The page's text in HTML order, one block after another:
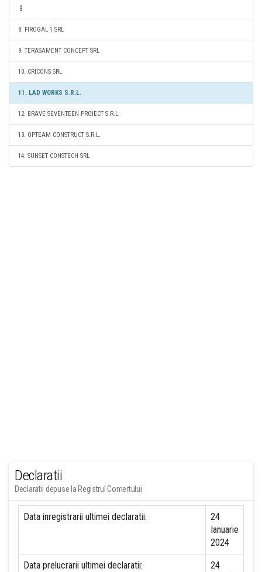
8. FIROGAL 1 SRL
9. TERASAMENT CONCEPT SRL
10. CRICONS SRL
11. LAD WORKS S.R.L.
12. BRAVE SEVENTEEN PROIECT S.R.L.
13. OPTEAM CONSTRUCT S.R.L.
14. SUNSET CONSTECH SRL
Declaratii
Declaratii depuse la Registrul Comertului
Data inregistrarii ultimei declaratii:
24
Ianuarie
2024
Data prelucrarii ultimei declaratii:
24